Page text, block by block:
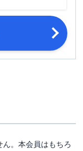
入のある方。または
。本会員はもちろ